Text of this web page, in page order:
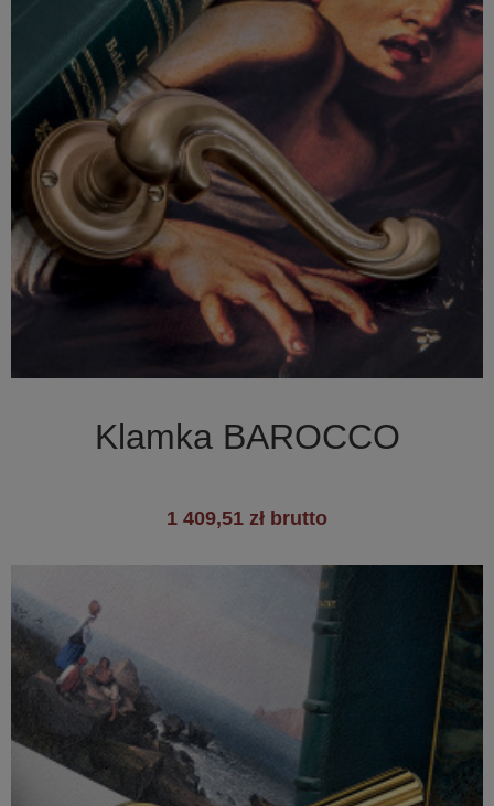
Klamka BAROCCO
1 409,51 zł brutto